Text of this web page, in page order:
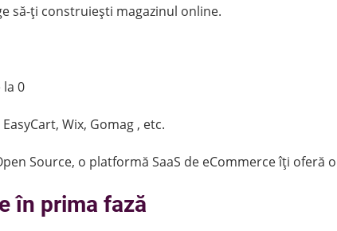
să-ți construiești magazinul online.
la 0
Wix, Gomag , etc.
Source, o platformă SaaS de eCommerce îți oferă
în prima fază